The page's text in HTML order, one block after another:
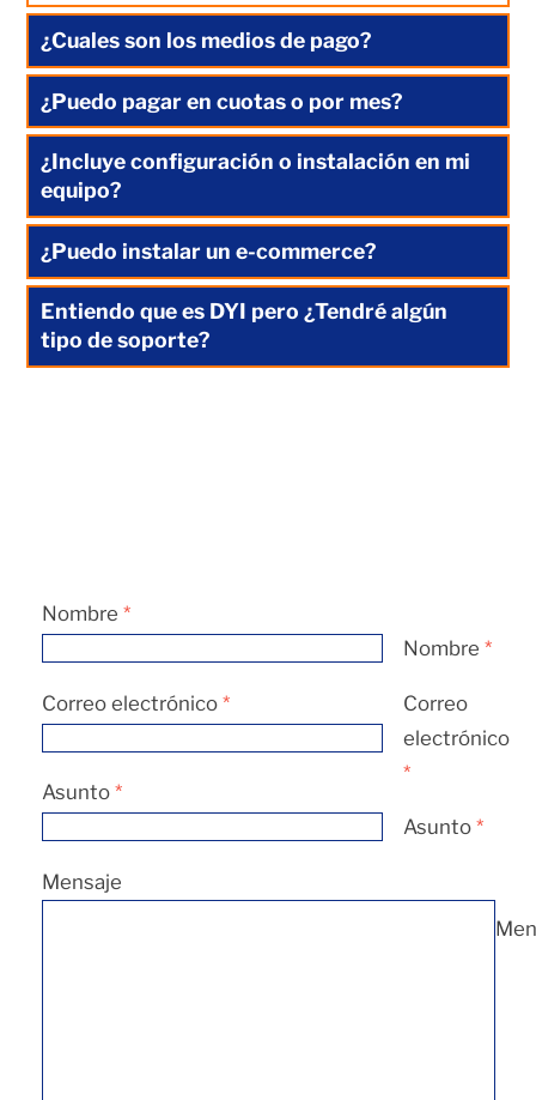
¿Cuales son los medios de pago?
¿Puedo pagar en cuotas o por mes?
¿Incluye configuración o instalación en mi
equipo?
¿Puedo instalar un e-commerce?
Entiendo que es DYI pero ¿Tendré algún
tipo de soporte?
Nombre *
Nombre *
Correo electrónico *
Correo
electrónico
*
Asunto *
Asunto *
Mensaje